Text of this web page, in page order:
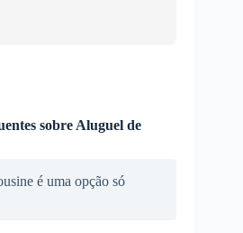
sobre Aluguel de
é uma opção só